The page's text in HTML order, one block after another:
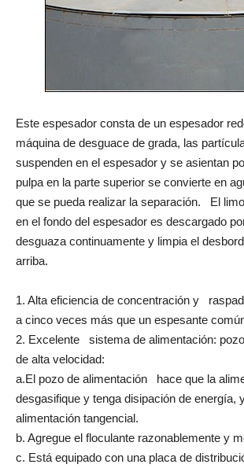
Este espesador consta de un espesador
máquina de desguace de grada, las
suspenden en el espesador y se asientan
pulpa en la parte superior se convierte en
que se pueda realizar la separación. El
en el fondo del espesador es descargado
desguaza continuamente y limpia el
arriba.
1. Alta eficiencia de concentración y
a cinco veces más que un espesante
2. Excelente sistema de alimentación:
de alta velocidad:
a.El pozo de alimentación hace que la
desgasifique y tenga disipación de energía,
alimentación tangencial.
b. Agregue el floculante razonablemente y
c. Está equipado con una placa de